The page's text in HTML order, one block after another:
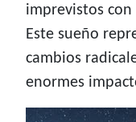
imprevistos con
Este sueño
cambios
enormes